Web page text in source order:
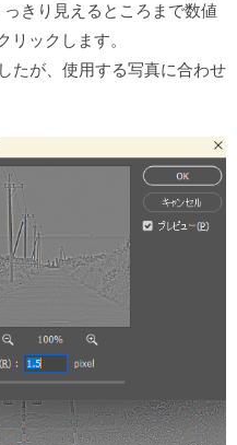
きり見えるところまで数値
リックします。
たが、使用する写真に合わせ